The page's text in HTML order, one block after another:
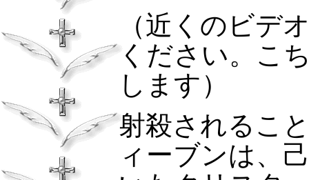
（近くのビデ
ください。こ
します）
射殺されるこ
ィーブンは、